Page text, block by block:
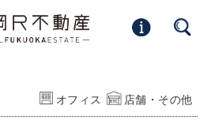
オフィス 店舗・その他